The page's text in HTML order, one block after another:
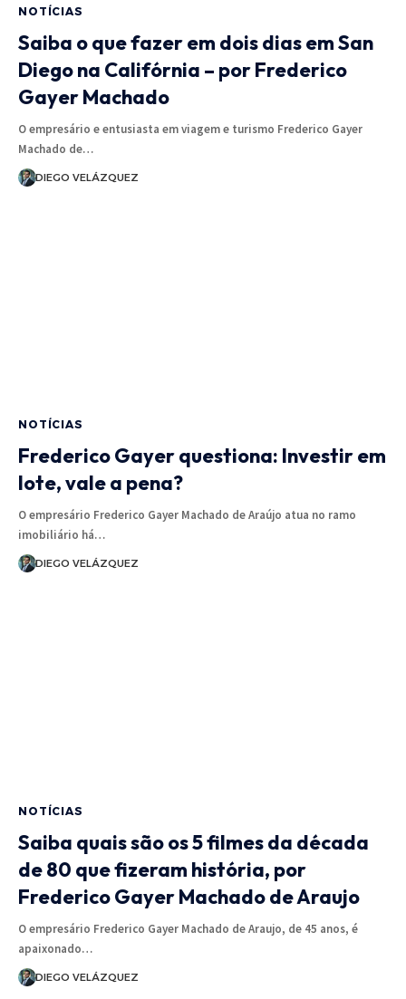
NOTÍCIAS
Saiba o que fazer em dois dias em San
Diego na Califórnia – por Frederico
Gayer Machado
O empresário e entusiasta em viagem e turismo Frederico Gayer
Machado de…
DIEGO VELÁZQUEZ
NOTÍCIAS
Frederico Gayer questiona: Investir em
lote, vale a pena?
O empresário Frederico Gayer Machado de Araújo atua no ramo
imobiliário há…
DIEGO VELÁZQUEZ
NOTÍCIAS
Saiba quais são os 5 filmes da década
de 80 que fizeram história, por
Frederico Gayer Machado de Araujo
O empresário Frederico Gayer Machado de Araujo, de 45 anos, é
apaixonado…
DIEGO VELÁZQUEZ